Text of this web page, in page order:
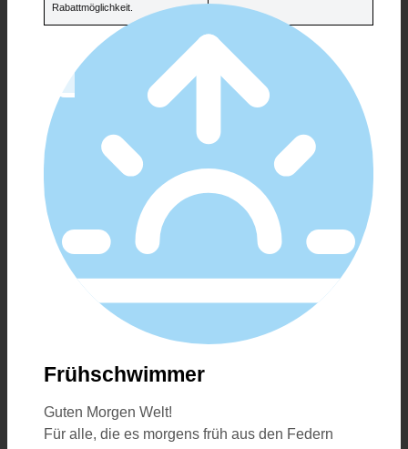
Rabattmöglichkeit.
Frühschwimmer
Guten Morgen Welt!
Für alle, die es morgens früh aus den Federn